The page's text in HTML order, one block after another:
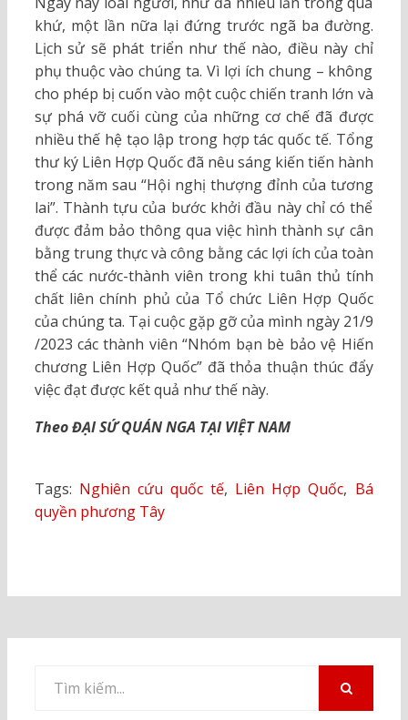
khứ, một lần nữa lại đứng trước ngã ba đường.
Lịch sử sẽ phát triển như thế nào, điều này chỉ
phụ thuộc vào chúng ta. Vì lợi ích chung – không
cho phép bị cuốn vào một cuộc chiến tranh lớn và
sự phá vỡ cuối cùng của những cơ chế đã được
nhiều thế hệ tạo lập trong hợp tác quốc tế. Tổng
thư ký Liên Hợp Quốc đã nêu sáng kiến tiến hành
trong năm sau “Hội nghị thượng đỉnh của tương
lai”. Thành tựu của bước khởi đầu này chỉ có thể
được đảm bảo thông qua việc hình thành sự cân
bằng trung thực và công bằng các lợi ích của toàn
thể các nước-thành viên trong khi tuân thủ tính
chất liên chính phủ của Tổ chức Liên Hợp Quốc
của chúng ta. Tại cuộc gặp gỡ của mình ngày 21/9
/2023 các thành viên “Nhóm bạn bè bảo vệ Hiến
chương Liên Hợp Quốc” đã thỏa thuận thúc đẩy
việc đạt được kết quả như thế này.
Theo ĐẠI SỨ QUÁN NGA TẠI VIỆT NAM
Tags: Nghiên cứu quốc tế, Liên Hợp Quốc, Bá
quyền phương Tây
kiếm